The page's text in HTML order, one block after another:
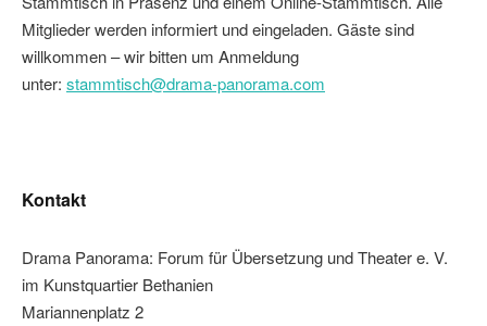
Mitglieder werden informiert und eingeladen. Gäste sind
willkommen – wir bitten um Anmeldung
unter: stammtisch@drama-panorama.com
Kontakt
Drama Panorama: Forum für Übersetzung und Theater e. V.
im Kunstquartier Bethanien
Mariannenplatz 2